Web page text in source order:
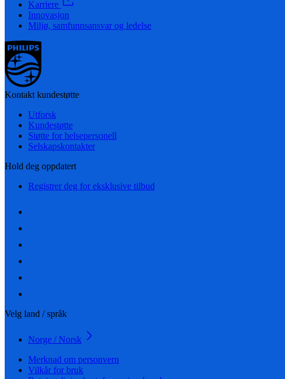
Karriere
Innovasjon
Miljø, samfunnsansvar og ledelse
Kontakt kundestøtte
Utforsk
Kundestøtte
Støtte for helsepersonell
Selskapskontakter
Hold deg oppdatert
Registrer deg for eksklusive tilbud
Velg land / språk
Norge / Norsk
Merknad om personvern
Vilkår for bruk